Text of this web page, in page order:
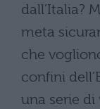
dall’Italia?
meta
che
confini
una serie